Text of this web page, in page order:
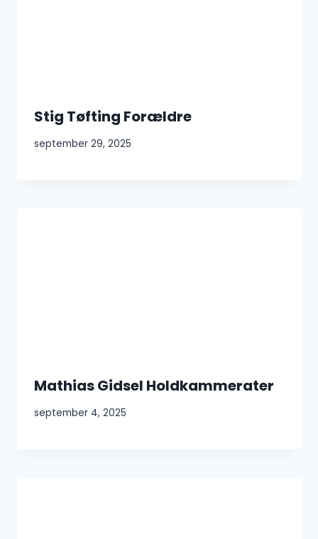
Stig Tøfting Forældre
september 29, 2025
Mathias Gidsel Holdkammerater
september 4, 2025